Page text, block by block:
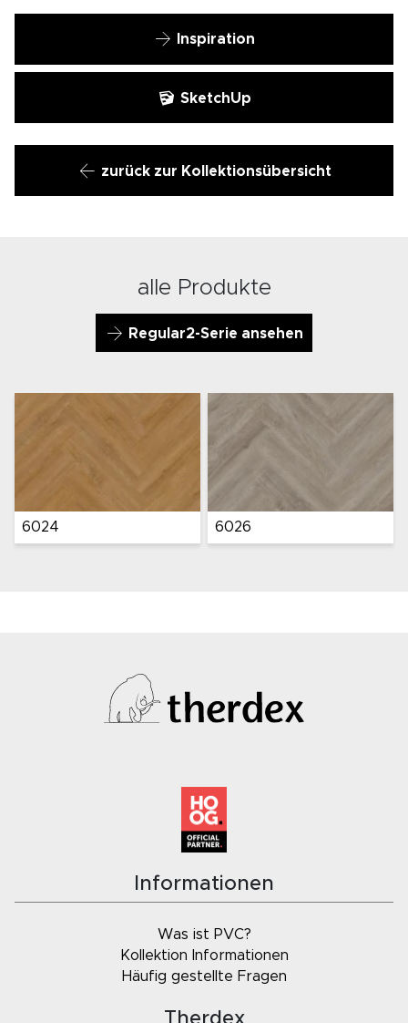
zurück zur Kollektionsübersicht
Inspiration
SketchUp
alle Produkte
Regular2-Serie ansehen
Informationen
Was ist PVC?
Kollektion Informationen
Häufig gestellte Fragen